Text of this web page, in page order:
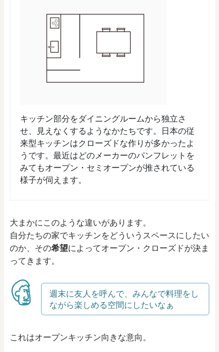
キッチン部分をダイニングルームから独立さ
せ、見えなくするようなかたちです。日本の従
来型キッチンはクローズドな作りが多かったよ
うです。最近はどのメーカーのパンフレットを
みてもオープン・セミオープンが推されている
様子が伺えます。
大まかにこのような違いがあります。
自分たちの家でキッチンをどういうスペースにしたい
のか、その希望によってオープン・クローズドが決ま
ってきます。
週末に友人を呼んで、みんなで料理をし
ながら楽しめる空間にしたいなぁ
これはオープンキッチン向きな意向。